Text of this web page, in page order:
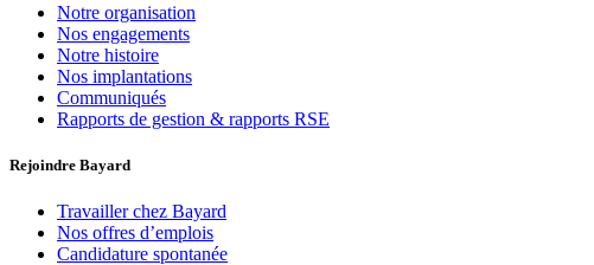
Notre organisation
Nos engagements
Notre histoire
Nos implantations
Communiqués
Rapports de gestion & rapports RSE
Rejoindre Bayard
Travailler chez Bayard
Nos offres d’emplois
Candidature spontanée